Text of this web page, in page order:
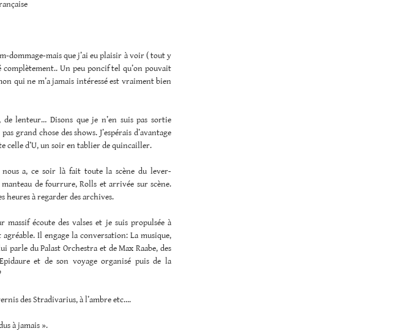
dommage-mais que j’ai eu plaisir à voir ( tout y
Un peu poncif tel qu’on pouvait
qui ne m’a jamais intéressé est vraiment bien
lenteur… Disons que je n’en suis pas sortie
grand chose des shows. J’espérais d’avantage
celle d’U, un soir en tablier de quincailler.
a, ce soir là fait toute la scène du lever-
de fourrure, Rolls et arrivée sur scène.
heures à regarder des archives.
écoute des valses et je suis propulsée à
agréable. Il engage la conversation: La musique,
parle du Palast Orchestra et de Max Raabe, des
et de son voyage organisé puis de la
des Stradivarius, à l’ambre etc….
à jamais ».